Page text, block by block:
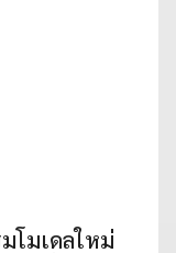
โมเดลใหม่